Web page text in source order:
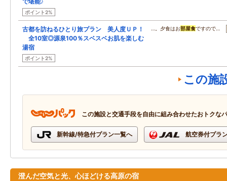
ポイント2%
古都を訪ねるひとり旅プラン 美人度ＵＰ！
全10室◎源泉100％スベスベお肌を楽しむ
湯宿
ポイント2%
…。夕食はお部屋食ですので…
この施
この施設と交通手段を自由に組み合わせたおトクな
新幹線/特急付プラン一覧へ 航空券付プラ
澄んだ空気と光、心ほどける高原の宿